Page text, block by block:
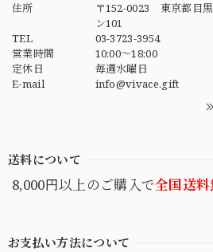
住所
〒152-0023 東京都目
ン101
TEL
03-3723-3954
営業時間
10:00～18:00
定休日
毎週水曜日
E-mail
info@vivace.gift
送料について
8,000円以上のご購入で全国送
お支払い方法について